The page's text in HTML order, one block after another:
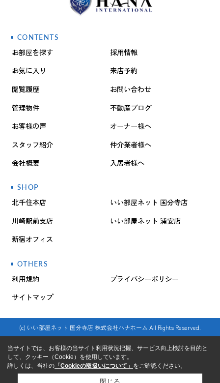
CONTENTS
お部屋を探す
お気に入り
閲覧履歴
管理物件
お客様の声
スタッフ紹介
会社概要
採用情報
来店予約
お問い合わせ
不動産ブログ
オーナー様へ
仲介業者様へ
入居者様へ
SHOP
北千住本店
川崎駅前支店
新宿オフィス
いい部屋ネット 国分寺店
いい部屋ネット 浦安店
OTHERS
利用規約
サイトマップ
プライバシーポリシー
(c) いい部屋ネット 国分寺店 株式会社ハナホーム All Rights Reserved.
当サイトでは、お客様の当サイト利用状況把握、サービス向上検討を目的と
して、クッキー（Cookie）を使用しています。
詳しくは、当社の 「Cookieの取扱いについて」 をご確認ください。
閉じる